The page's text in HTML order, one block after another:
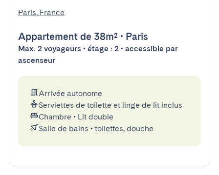
Paris, France
Appartement de 38m² • Paris
Max. 2 voyageurs • étage : 2 • accessible par
ascenseur
Arrivée autonome
Serviettes de toilette et linge de lit inclus
Chambre • Lit double
Salle de bains • toilettes, douche